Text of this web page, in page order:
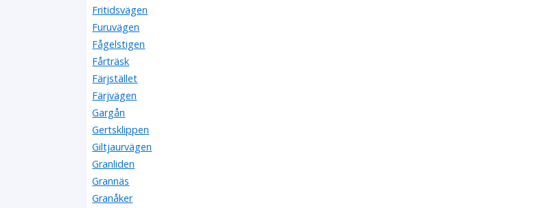
Fritidsvägen
Furuvägen
Fågelstigen
Fårträsk
Färjstället
Färjvägen
Gargån
Gertsklippen
Giltjaurvägen
Granliden
Grannäs
Granåker